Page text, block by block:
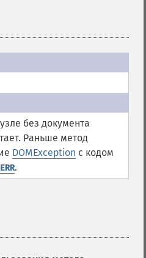
без документа
Раньше метод
DOMException с кодом
.